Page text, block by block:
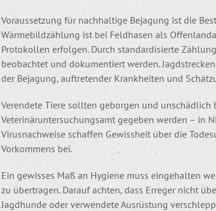
Voraussetzung für nachhaltige Bejagung ist die
Wärmebildzählung ist bei Feldhasen als
Protokollen erfolgen. Durch standardisierte
beobachtet und dokumentiert werden.
der Bejagung, auftretender Krankheiten und
Verendete Tiere sollten geborgen und
Veterinäruntersuchungsamt gegeben werden – in
Virusnachweise schaffen Gewissheit über die
Vorkommens bei.
Ein gewisses Maß an Hygiene muss eingehalten
zu übertragen. Darauf achten, dass Erreger nicht
Jagdhunde oder verwendete Ausrüstung